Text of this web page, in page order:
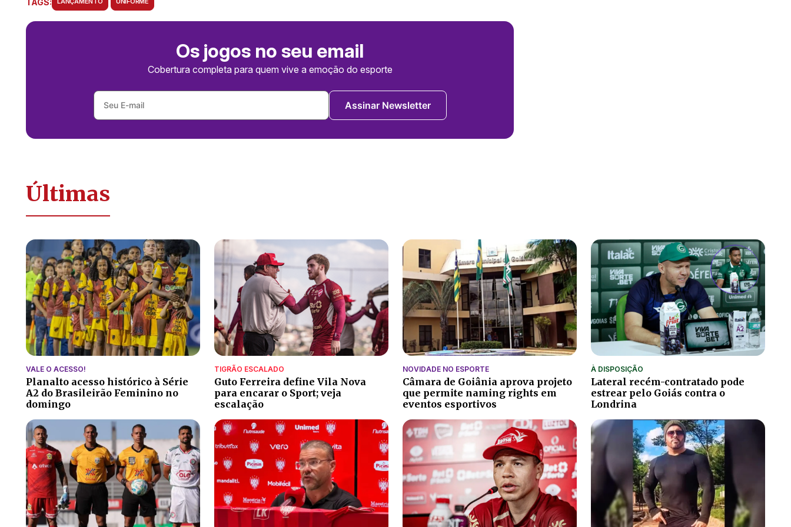
TAGS:
Os jogos no seu email
Cobertura completa para quem vive a emoção do esporte
Assinar Newsletter
Últimas
VALE O ACESSO!
Planalto acesso histórico à Série
A2 do Brasileirão Feminino no
domingo
TIGRÃO ESCALADO
Guto Ferreira define Vila Nova
para encarar o Sport; veja
escalação
NOVIDADE NO ESPORTE
Câmara de Goiânia aprova projeto
que permite naming rights em
eventos esportivos
À DISPOSIÇÃO
Lateral recém-contratado pode
estrear pelo Goiás contra o
Londrina